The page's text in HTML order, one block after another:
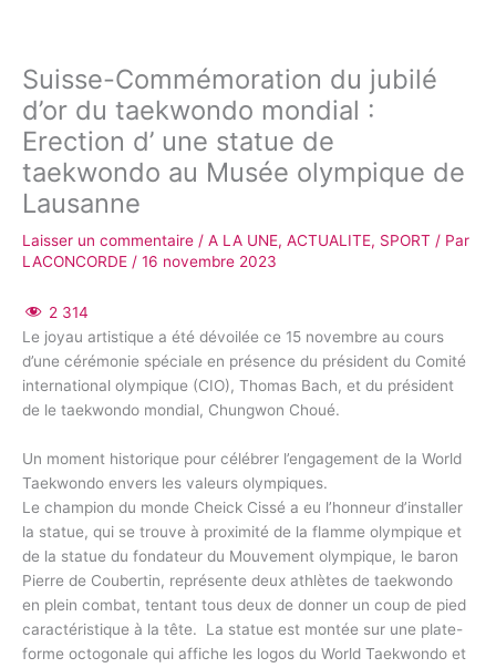
Suisse-Commémoration du jubilé
d’or du taekwondo mondial :
Erection d’ une statue de
taekwondo au Musée olympique de
Lausanne
Laisser un commentaire / A LA UNE, ACTUALITE, SPORT / Par
LACONCORDE / 16 novembre 2023
2 314
Le joyau artistique a été dévoilée ce 15 novembre au cours
d’une cérémonie spéciale en présence du président du Comité
international olympique (CIO), Thomas Bach, et du président
de le taekwondo mondial, Chungwon Choué.
Un moment historique pour célébrer l’engagement de la World
Taekwondo envers les valeurs olympiques.
Le champion du monde Cheick Cissé a eu l’honneur d’installer
la statue, qui se trouve à proximité de la flamme olympique et
de la statue du fondateur du Mouvement olympique, le baron
Pierre de Coubertin, représente deux athlètes de taekwondo
en plein combat, tentant tous deux de donner un coup de pied
caractéristique à la tête. La statue est montée sur une plate-
forme octogonale qui affiche les logos du World Taekwondo et